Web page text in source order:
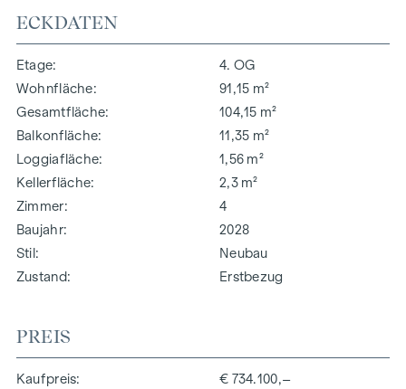
ECKDATEN
Etage
4. OG
Wohnfläche
91,15 m²
Gesamtfläche
104,15 m²
Balkonfläche
11,35 m²
Loggiafläche
1,56 m²
Kellerfläche
2,3 m²
Zimmer
4
Baujahr
2028
Stil
Neubau
Zustand
Erstbezug
PREIS
Kaufpreis € 734.100,–